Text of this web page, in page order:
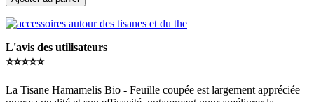
L'avis des utilisateurs
⭐️⭐️⭐️⭐️⭐️
La Tisane Hamamelis Bio - Feuille coupée est largement appréciée